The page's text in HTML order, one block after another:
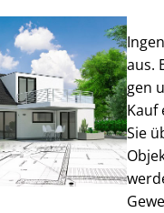
aus.
gen
Kauf
Sie